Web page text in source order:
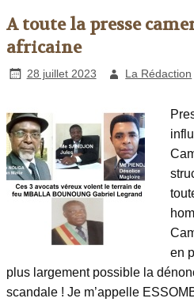
A toute la presse
africaine
28 juillet 2023 La Rédaction
en
plus largement possible la
scandale ! Je m’appelle